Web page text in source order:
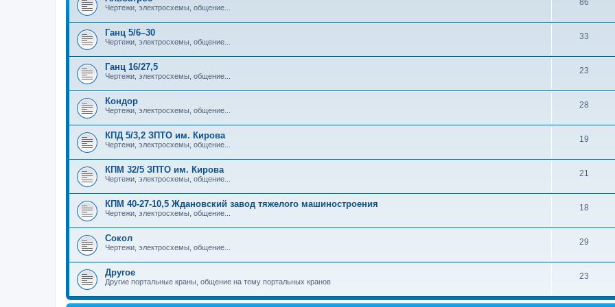
Чертежи, электросхемы, общение...
86
Ганц 5/6–30
Чертежи, электросхемы, общение...
33
Ганц 16/27,5
Чертежи, электросхемы, общение...
23
Кондор
Чертежи, электросхемы, общение...
28
КПД 5/3,2 ЗПТО им. Кирова
Чертежи, электросхемы, общение...
19
КПМ 32/5 ЗПТО им. Кирова
Чертежи, электросхемы, общение...
21
КПМ 40-27-10,5 Ждановский завод тяжелого машиностроения
Чертежи, электросхемы, общение...
18
Сокол
Чертежи, электросхемы, общение...
29
Другое
Другие портальные краны, общение на тему портальных кранов
23